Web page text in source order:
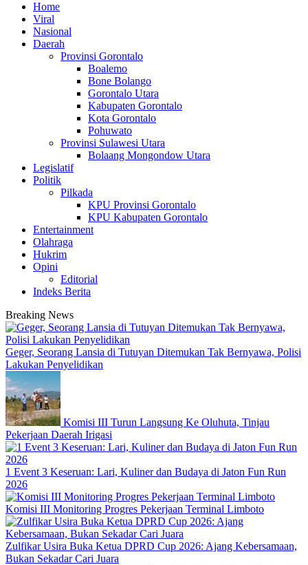
Home
Viral
Nasional
Daerah
Provinsi Gorontalo
Boalemo
Bone Bolango
Gorontalo Utara
Kabupaten Gorontalo
Kota Gorontalo
Pohuwato
Provinsi Sulawesi Utara
Bolaang Mongondow Utara
Legislatif
Politik
Pilkada
KPU Provinsi Gorontalo
KPU Kabupaten Gorontalo
Entertainment
Olahraga
Hukrim
Opini
Editorial
Indeks Berita
Breaking News
Geger, Seorang Lansia di Tutuyan Ditemukan Tak Bernyawa, Polisi
Lakukan Penyelidikan
Komisi III Turun Langsung Ke Oluhuta, Tinjau
Pekerjaan Daerah Irigasi
1 Event 3 Keseruan: Lari, Kuliner dan Budaya di Jaton Fun Run
2026
Komisi III Monitoring Progres Pekerjaan Terminal Limboto
Zulfikar Usira Buka Ketua DPRD Cup 2026: Ajang Kebersamaan,
Bukan Sekadar Cari Juara